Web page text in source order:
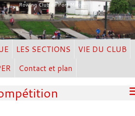
Rowing Club de Port Marly
LES SECTIONS
VIE DU CLUB
Contact et plan